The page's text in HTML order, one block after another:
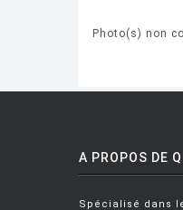
Photo(s) non
A PROPOS DE
Spécialisé dans